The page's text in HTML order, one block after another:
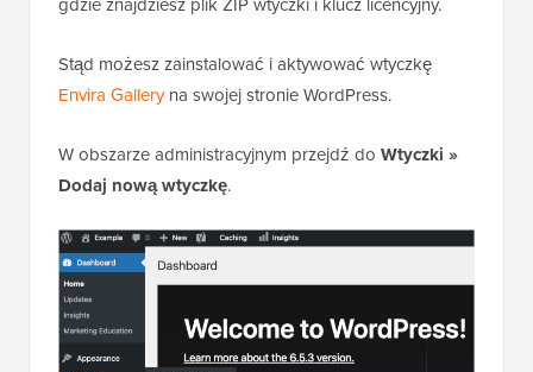
Stąd możesz zainstalować i aktywować wtyczkę
Envira Galleryna swojej stronie WordPress.
W obszarze administracyjnym przejdź do Wtyczki »
Dodaj nową wtyczkę.